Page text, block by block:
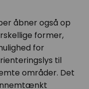
åbner også op
former,
for
til
områder. Det